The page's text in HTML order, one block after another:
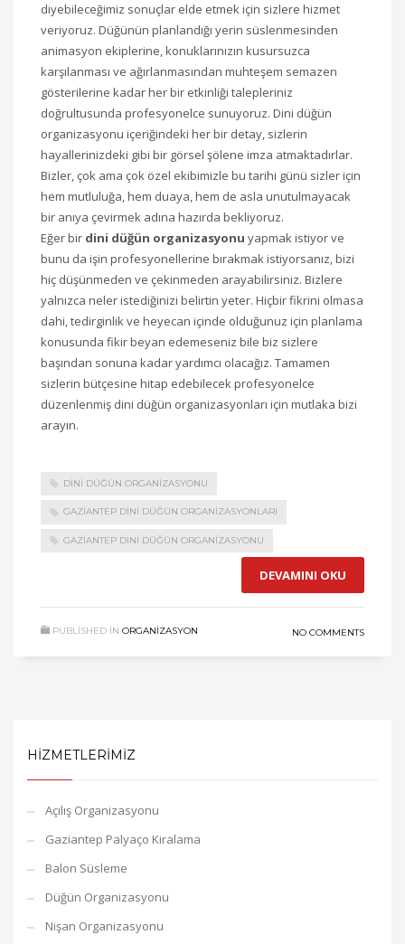
diyebileceğimiz sonuçlar elde etmek için sizlere hizmet
veriyoruz. Düğünün planlandığı yerin süslenmesinden
animasyon ekiplerine, konuklarınızın kusursuzca
karşılanması ve ağırlanmasından muhteşem semazen
gösterilerine kadar her bir etkinliği talepleriniz
doğrultusunda profesyonelce sunuyoruz. Dini düğün
organizasyonu içeriğindeki her bir detay, sizlerin
hayallerinizdeki gibi bir görsel şölene imza atmaktadırlar.
Bizler, çok ama çok özel ekibimizle bu tarihi günü sizler için
hem mutluluğa, hem duaya, hem de asla unutulmayacak
bir anıya çevirmek adına hazırda bekliyoruz.
Eğer bir dini düğün organizasyonu yapmak istiyor ve
bunu da işin profesyonellerine bırakmak istiyorsanız, bizi
hiç düşünmeden ve çekinmeden arayabilirsiniz. Bizlere
yalnızca neler istediğinizi belirtin yeter. Hiçbir fikrini olmasa
dahi, tedirginlik ve heyecan içinde olduğunuz için planlama
konusunda fikir beyan edemeseniz bile biz sizlere
başından sonuna kadar yardımcı olacağız. Tamamen
sizlerin bütçesine hitap edebilecek profesyonelce
düzenlenmiş dini düğün organizasyonları için mutlaka bizi
arayın.
DINI DÜĞÜN ORGANIZASYONU
GAZIANTEP DINI DÜĞÜN ORGANIZASYONLARI
GAZIANTEP DINI DÜĞÜN ORGANIZASYONU
DEVAMINI OKU
PUBLISHED IN ORGANIZASYON NO COMMENTS
HIZMETLERIMIZ
Açılış Organizasyonu
Gaziantep Palyaço Kiralama
Balon Süsleme
Düğün Organizasyonu
Nişan Organizasyonu